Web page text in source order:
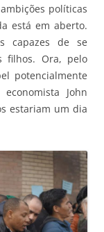
políticas
está em aberto.
capazes de se
filhos. Ora, pelo
potencialmente
John
estariam um dia